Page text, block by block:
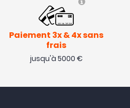
Paiement 3x & 4x sans
frais
jusqu'à 5000 €